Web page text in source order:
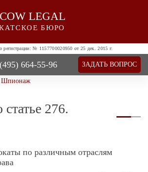
LEGAL
БЮРО
регистрации:№ 1157700020950 от 25 дек. 2015 г.
664-55-96 ЗАДАТЬ ВОПРОС
Шпионаж
276.
по различным отраслям